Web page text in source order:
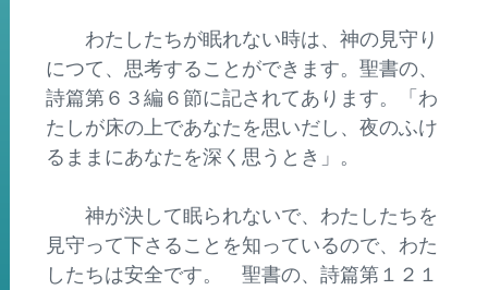
わたしたちが眠れない時は、神の見守り
につて、思考することができます。聖書の、
詩篇第６３編６節に記されてあります。「わ
たしが床の上であなたを思いだし、夜のふけ
るままにあなたを深く思うとき」。
神が決して眠られないで、わたしたちを
見守って下さることを知っているので、わた
したちは安全です。 聖書の、詩篇第１２１